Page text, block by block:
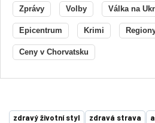
Zprávy Volby Válka na
Epicentrum Krimi
Ceny v Chorvatsku
zdravý životní styl zdravá strava